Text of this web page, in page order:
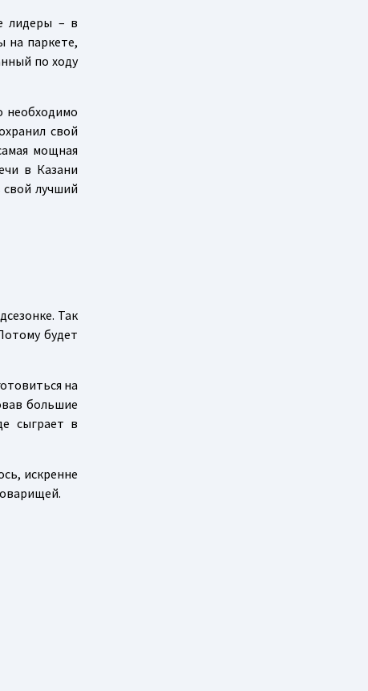
лидеры – в
на паркете,
по ходу
необходимо
свой
мощная
в Казани
свой лучший
Так
будет
на
большие
сыграет в
искренне